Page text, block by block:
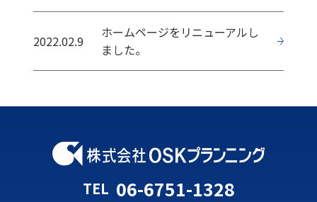
2022.02.9
ホームページをリニューアルし
ました。
TEL 06-6751-1328